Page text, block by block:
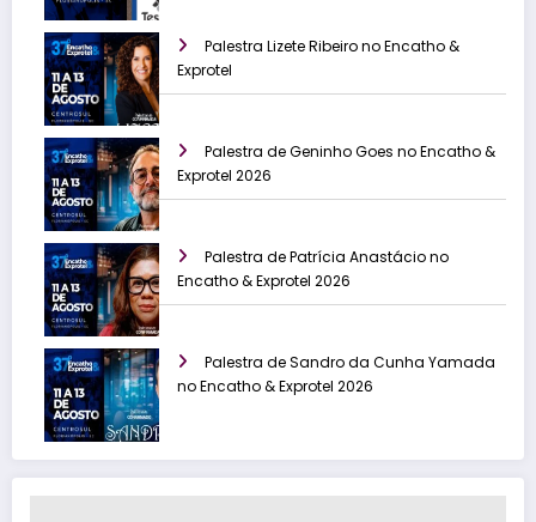
Palestra Lizete Ribeiro no Encatho &
Exprotel
Palestra de Geninho Goes no Encatho &
Exprotel 2026
Palestra de Patrícia Anastácio no
Encatho & Exprotel 2026
Palestra de Sandro da Cunha Yamada
no Encatho & Exprotel 2026